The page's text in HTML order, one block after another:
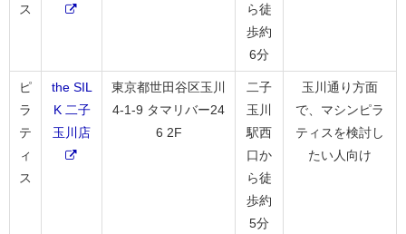
ス
ら徒
歩約
6分
ピ
ラ
テ
ィ
ス
the SIL
K 二子
玉川店
東京都世田谷区玉川
4-1-9 タマリバー24
6 2F
二子
玉川
駅西
口か
ら徒
歩約
5分
玉川通り方面
で、マシンピラ
ティスを検討し
たい人向け